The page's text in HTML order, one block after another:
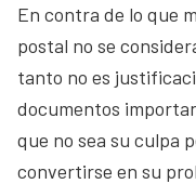
En contra de lo que
postal no se
tanto no es
documentos
que no sea su culpa
convertirse en su